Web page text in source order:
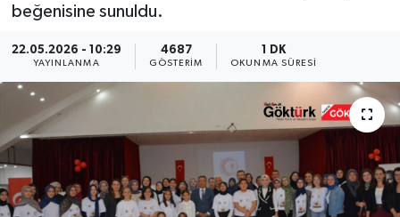
beğenisine sunuldu.
22.05.2026 - 10:29
YAYINLANMA
4687
GÖSTERIM
1 DK
OKUNMA SÜRESI
GÜNDEM
KEMERBURGAZ
KÜLTÜR - SANAT
MAGAZİN
ÖZEL HABER